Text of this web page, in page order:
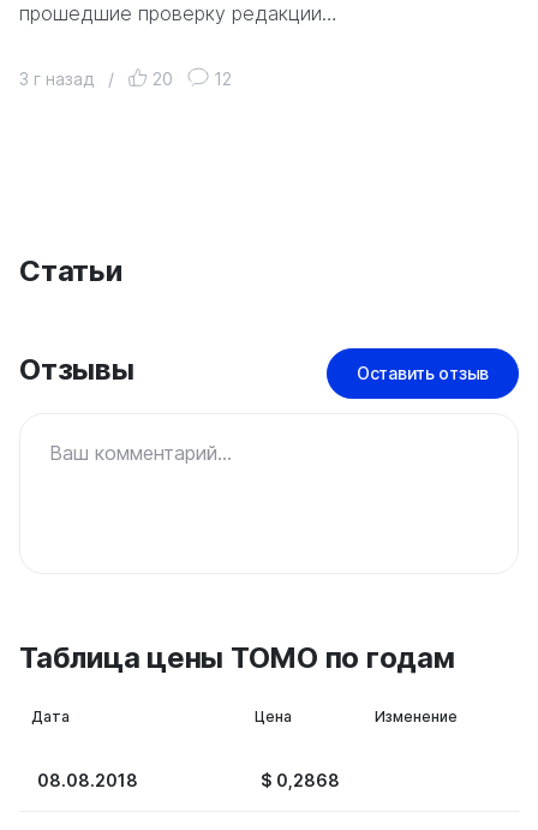
прошедшие проверку редакции…
3 г назад / 20 12
Статьи
Отзывы Оставить отзыв
Ваш комментарий...
Таблица цены TOMO по годам
Дата Цена Изменение
08.08.2018 $ 0,2868